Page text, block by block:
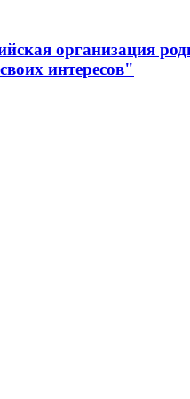
организация
интересов"